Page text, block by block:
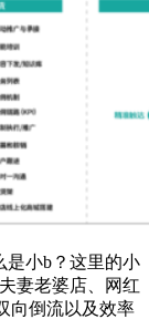
是小b？这里的小
妻老婆店、网红
向倒流以及效率